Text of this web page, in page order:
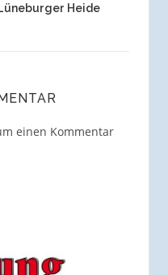
Heide
einen Kommentar